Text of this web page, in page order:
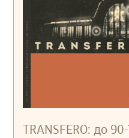
TRANSFERO: до 90-